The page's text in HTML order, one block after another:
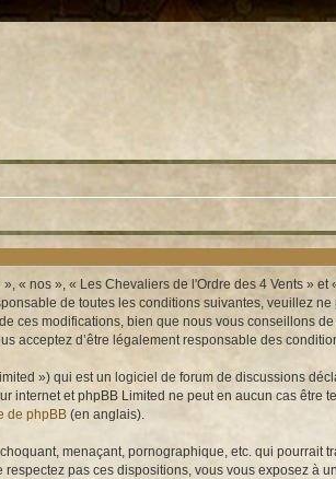
nos », « Les Chevaliers de l'Ordre des 4 Vents »
de toutes les conditions suivantes, veuillez
ces modifications, bien que nous vous conseillons
acceptez d’être légalement responsable des
») qui est un logiciel de forum de discussions
internet et phpBB Limited ne peut en aucun cas
de phpBB (en anglais).
menaçant, pornographique, etc. qui pourrait
pas ces dispositions, vous vous exposez à